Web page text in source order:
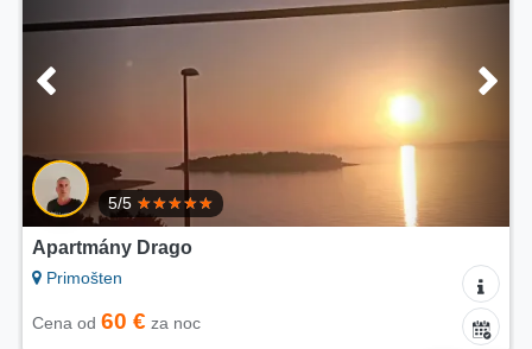
5/5
Apartmány Drago
Primošten
Cena od60 €za noc